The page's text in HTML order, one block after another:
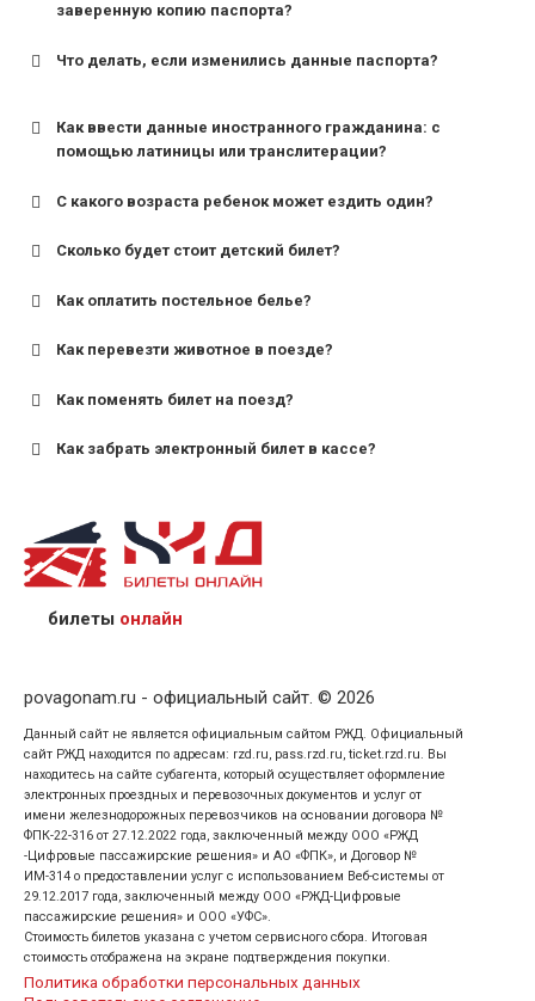
заверенную копию паспорта?
Что делать, если изменились данные паспорта?
Как ввести данные иностранного гражданина: с
помощью латиницы или транслитерации?
С какого возраста ребенок может ездить один?
для поездов дальнего следования — от 10 лет и
для пригородных поездов — от 7 лет.
Сколько будет стоит детский билет?
Как оплатить постельное белье?
Как перевезти животное в поезде?
Как поменять билет на поезд?
Как забрать электронный билет в кассе?
назвав кассиру 14-значный номер заказа;
предъявив удостоверение личности пассажира, на
кого оформлен билет.
билеты онлайн
povagonam.ru - официальный сайт. © 2026
Данный сайт не является официальным сайтом РЖД. Официальный
сайт РЖД находится по адресам: rzd.ru, pass.rzd.ru, ticket.rzd.ru. Вы
находитесь на сайте субагента, который осуществляет оформление
электронных проездных и перевозочных документов и услуг от
имени железнодорожных перевозчиков на основании договора №
ФПК-22-316 от 27.12.2022 года, заключенный между ООО «РЖД
-Цифровые пассажирские решения» и АО «ФПК», и Договор №
ИМ-314 о предоставлении услуг с использованием Веб-системы от
29.12.2017 года, заключенный между ООО «РЖД-Цифровые
пассажирские решения» и ООО «УФС».
Стоимость билетов указана с учетом сервисного сбора. Итоговая
стоимость отображена на экране подтверждения покупки.
Политика обработки персональных данных